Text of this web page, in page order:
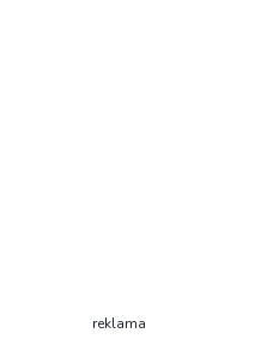
reklama